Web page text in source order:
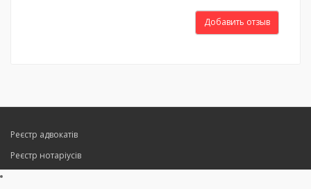
Добавить отзыв
Реєстр адвокатів
Реєстр нотаріусів